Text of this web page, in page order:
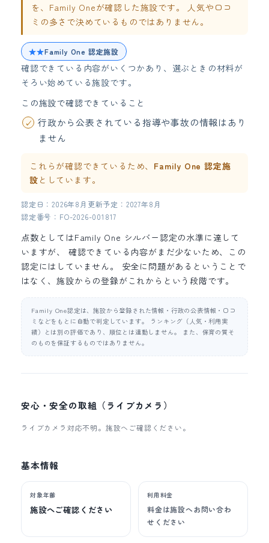
を、Family Oneが確認した施設です。 人気や口コ
ミの多さで決めているものではありません。
★★Family One 認定施設
確認できている内容がいくつかあり、選ぶときの材料が
そろい始めている施設です。
この施設で確認できていること
行政から公表されている指導や事故の情報はあり
ません
これらが確認できているため、 Family One 認定施
設 としています。
認定日：2026年8月 更新予定：2027年8月
認定番号：FO-2026-001817
点数としてはFamily One シルバー認定の水準に達して
いますが、 確認できている内容がまだ少ないため、この
認定にはしていません。 安全に問題があるということで
はなく、施設からの登録がこれからという段階です。
Family One認定は、施設から登録された情報・行政の公表情報・口コ
ミなどをもとに自動で判定しています。 ランキング（人気・利用実
績）とは別の評価であり、順位とは連動しません。 また、保育の質そ
のものを保証するものではありません。
安心・安全の取組（ライブカメラ）
ライブカメラ対応不明。施設へご確認ください。
基本情報
対象年齢
施設へご確認ください
利用料金
料金は施設へお問い合わ
せください